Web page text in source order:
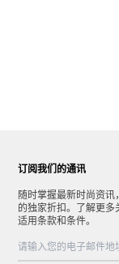
订阅我们的通讯
随时掌握最新时尚资
的独家折扣。了解更多
适用条款和条件。